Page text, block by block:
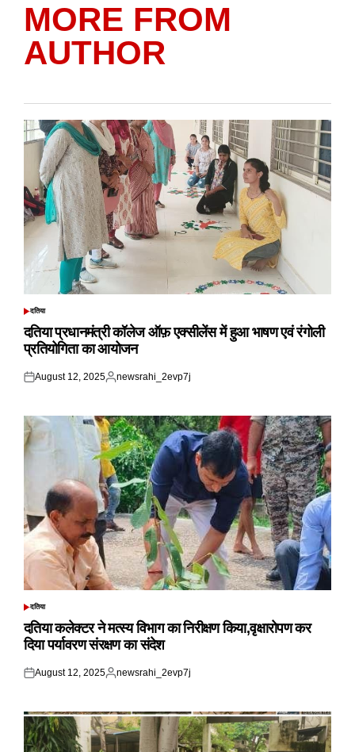
MORE FROM
AUTHOR
POSTED
दतिया
दतिया प्रधानमंत्री कॉलेज ऑफ़ एक्सीलेंस में हुआ भाषण एवं रंगोली
प्रतियोगिता का आयोजन
Posted
August 12, 2025
Posted
newsrahi_2evp7j
POSTED
दतिया
दतिया कलेक्टर ने मत्स्य विभाग का निरीक्षण किया,वृक्षारोपण कर
दिया पर्यावरण संरक्षण का संदेश
Posted
August 12, 2025
Posted
newsrahi_2evp7j